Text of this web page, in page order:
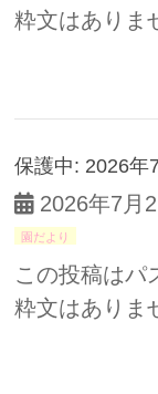
粋文はありま
保護中: 2026年
2026年7月2
園だより
この投稿はパ
粋文はありま